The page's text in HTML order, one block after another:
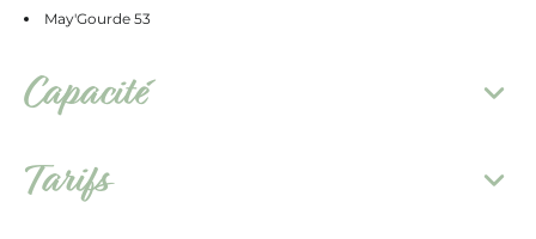
May'Gourde 53
Capacité
Tarifs